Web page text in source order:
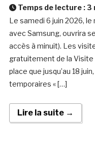
Temps de lecture : 3
Le samedi 6 juin 2026,
avec Samsung, ouvrira
accès à minuit). Les
gratuitement de la Visite
place que jusqu’au 18
temporaires « […]
Lire la suite →